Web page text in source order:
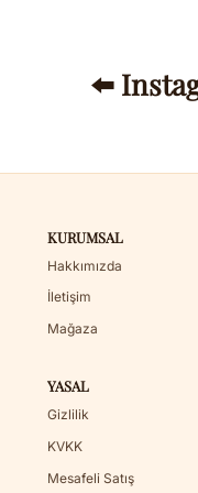
⬅️
KURUMSAL
Hakkımızda
İletişim
Mağaza
YASAL
Gizlilik
KVKK
Mesafeli Satış